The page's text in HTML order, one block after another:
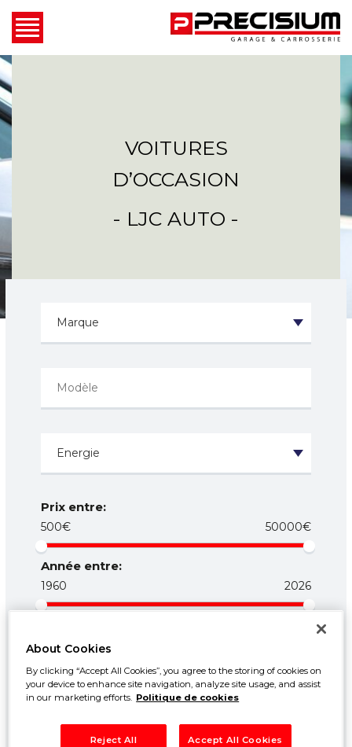
VOITURES
D’OCCASION
- LJC AUTO -
Prix entre:
500€ 50000€
Année entre:
1960 2026
0km
Localisation
About Cookies
By clicking “Accept All Cookies”, you agree to the storing of cookies on
your device to enhance site navigation, analyze site usage, and assist
in our marketing efforts. Politique de cookies
Reject All Accept All Cookies